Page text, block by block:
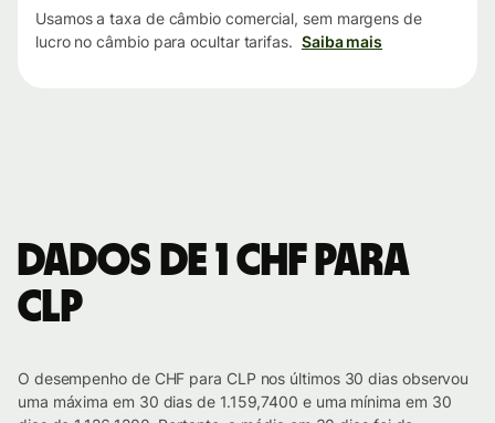
Usamos a taxa de câmbio comercial, sem margens de
lucro no câmbio para ocultar tarifas. Saiba mais
Dados de 1 CHF para
CLP
O desempenho de CHF para CLP nos últimos 30 dias observou
uma máxima em 30 dias de 1.159,7400 e uma mínima em 30